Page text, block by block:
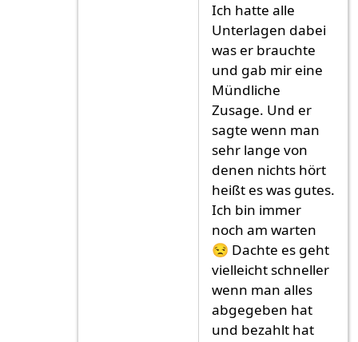
Ich hatte alle
Unterlagen dabei
was er brauchte
und gab mir eine
Mündliche
Zusage. Und er
sagte wenn man
sehr lange von
denen nichts hört
heißt es was gutes.
Ich bin immer
noch am warten
😒 Dachte es geht
vielleicht schneller
wenn man alles
abgegeben hat
und bezahlt hat